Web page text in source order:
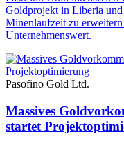
Goldprojekt in Liberia und
Minenlaufzeit zu
Unternehmenswert.
Pasofino Gold Ltd.
Massives
startet